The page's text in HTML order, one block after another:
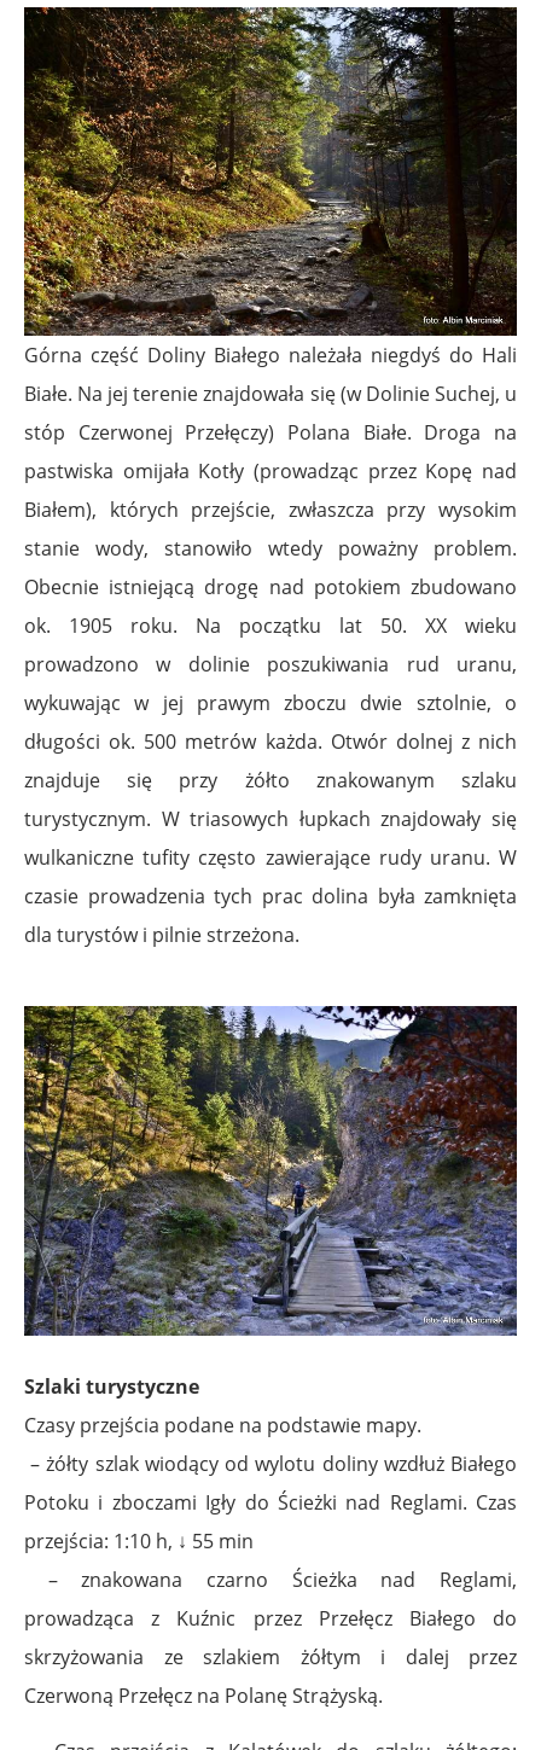
Górna część Doliny Białego należała niegdyś do Hali
Białe. Na jej terenie znajdowała się (w Dolinie Suchej, u
stóp Czerwonej Przełęczy) Polana Białe. Droga na
pastwiska omijała Kotły (prowadząc przez Kopę nad
Białem), których przejście, zwłaszcza przy wysokim
stanie wody, stanowiło wtedy poważny problem.
Obecnie istniejącą drogę nad potokiem zbudowano
ok. 1905 roku. Na początku lat 50. XX wieku
prowadzono w dolinie poszukiwania rud uranu,
wykuwając w jej prawym zboczu dwie sztolnie, o
długości ok. 500 metrów każda. Otwór dolnej z nich
znajduje się przy żółto znakowanym szlaku
turystycznym. W triasowych łupkach znajdowały się
wulkaniczne tufity często zawierające rudy uranu. W
czasie prowadzenia tych prac dolina była zamknięta
dla turystów i pilnie strzeżona.
Szlaki turystyczne
Czasy przejścia podane na podstawie mapy.
– żółty szlak wiodący od wylotu doliny wzdłuż Białego
Potoku i zboczami Igły do Ścieżki nad Reglami. Czas
przejścia: 1:10 h, ↓ 55 min
– znakowana czarno Ścieżka nad Reglami,
prowadząca z Kuźnic przez Przełęcz Białego do
skrzyżowania ze szlakiem żółtym i dalej przez
Czerwoną Przełęcz na Polanę Strążyską.